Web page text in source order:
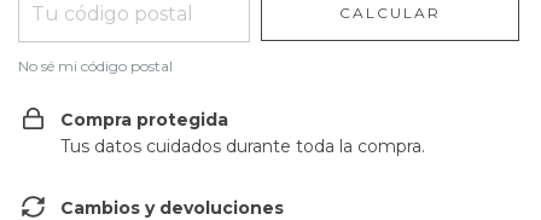
CALCULAR
No sé mi código postal
Compra protegida
Tus datos cuidados durante toda la compra.
Cambios y devoluciones